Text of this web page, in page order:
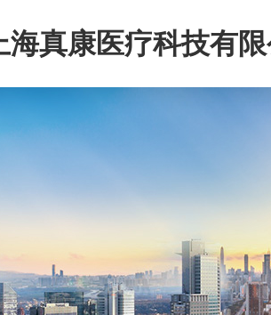
海真康医疗科技有